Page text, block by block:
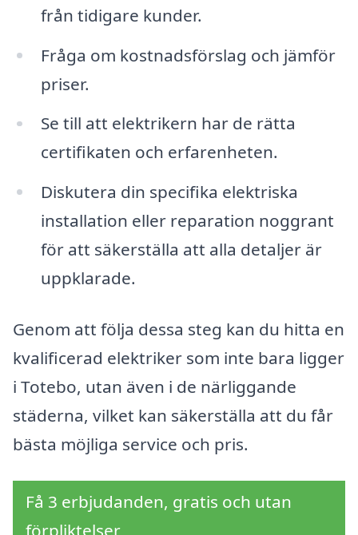
från tidigare kunder.
Fråga om kostnadsförslag och jämför
priser.
Se till att elektrikern har de rätta
certifikaten och erfarenheten.
Diskutera din specifika elektriska
installation eller reparation noggrant
för att säkerställa att alla detaljer är
uppklarade.
Genom att följa dessa steg kan du hitta en
kvalificerad elektriker som inte bara ligger
i Totebo, utan även i de närliggande
städerna, vilket kan säkerställa att du får
bästa möjliga service och pris.
Få 3 erbjudanden, gratis och utan
förpliktelser